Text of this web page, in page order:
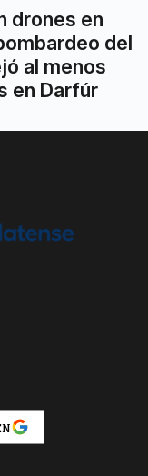
drones en
del
al menos
en Darfúr